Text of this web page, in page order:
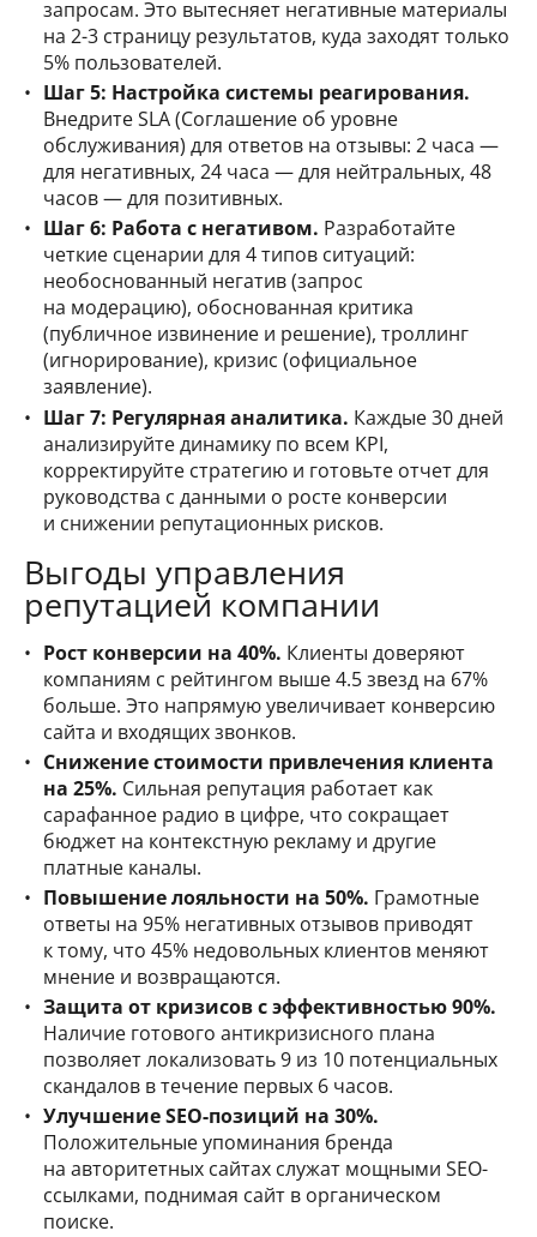
запросам. Это вытесняет негативные материалы
на 2-3 страницу результатов, куда заходят только
5% пользователей.
Шаг 5: Настройка системы реагирования.
Внедрите SLA (Соглашение об уровне
обслуживания) для ответов на отзывы: 2 часа —
для негативных, 24 часа — для нейтральных, 48
часов — для позитивных.
Шаг 6: Работа с негативом. Разработайте
четкие сценарии для 4 типов ситуаций:
необоснованный негатив (запрос
на модерацию), обоснованная критика
(публичное извинение и решение), троллинг
(игнорирование), кризис (официальное
заявление).
Шаг 7: Регулярная аналитика. Каждые 30 дней
анализируйте динамику по всем KPI,
корректируйте стратегию и готовьте отчет для
руководства с данными о росте конверсии
и снижении репутационных рисков.
Выгоды управления
репутацией компании
Рост конверсии на 40%. Клиенты доверяют
компаниям с рейтингом выше 4.5 звезд на 67%
больше. Это напрямую увеличивает конверсию
сайта и входящих звонков.
Снижение стоимости привлечения клиента
на 25%. Сильная репутация работает как
сарафанное радио в цифре, что сокращает
бюджет на контекстную рекламу и другие
платные каналы.
Повышение лояльности на 50%. Грамотные
ответы на 95% негативных отзывов приводят
к тому, что 45% недовольных клиентов меняют
мнение и возвращаются.
Защита от кризисов с эффективностью 90%.
Наличие готового антикризисного плана
позволяет локализовать 9 из 10 потенциальных
скандалов в течение первых 6 часов.
Улучшение SEO-позиций на 30%.
Положительные упоминания бренда
на авторитетных сайтах служат мощными SEO-
ссылками, поднимая сайт в органическом
поиске.